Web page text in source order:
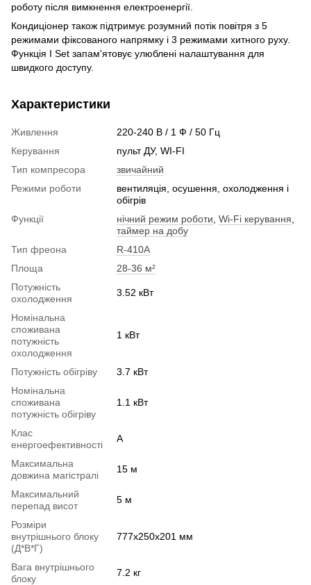
роботу після вимкнення електроенергії.
Кондиціонер також підтримує розумний потік повітря з 5
режимами фіксованого напрямку і 3 режимами хитного руху.
Функція I Set запам'ятовує улюблені налаштування для
швидкого доступу.
Характеристики
Живлення
220-240 В / 1 Ф / 50 Гц
Керування
пульт ДУ, WI-FI
Тип компресора
звичайний
Режими роботи
вентиляція, осушення, охолодження і
обігрів
Функції
нічний режим роботи Wi-Fi керування
таймер на добу
Тип фреона
R-410A
Площа
28-36 м²
Потужність
охолодження
3.52 кВт
Номінальна
споживана
потужність
охолодження
1 кВт
Потужність обігріву
3.7 кВт
Номінальна
споживана
потужність обігріву
1.1 кВт
Клас
енергоефективності
A
Максимальна
довжина магістралі
15 м
Максимальний
перепад висот
5 м
Розміри
внутрішнього блоку
(Д*В*Г)
777x250x201 мм
Вага внутрішнього
блоку
7.2 кг